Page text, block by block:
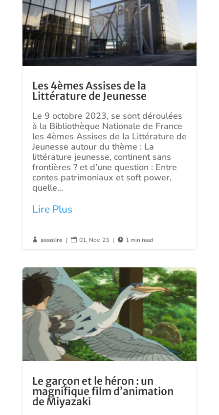
Les 4èmes Assises de la
Littérature de Jeunesse
Le 9 octobre 2023, se sont déroulées
à la Bibliothèque Nationale de France
les 4èmes Assises de la Littérature de
Jeunesse autour du thème : La
littérature jeunesse, continent sans
frontières ? et d’une question : Entre
contes patrimoniaux et soft power,
quelle...
Lire Plus
 assolire |  01, Nov, 23 |  1 min read
Le garçon et le héron : un
magnifique film d’animation
de Miyazaki